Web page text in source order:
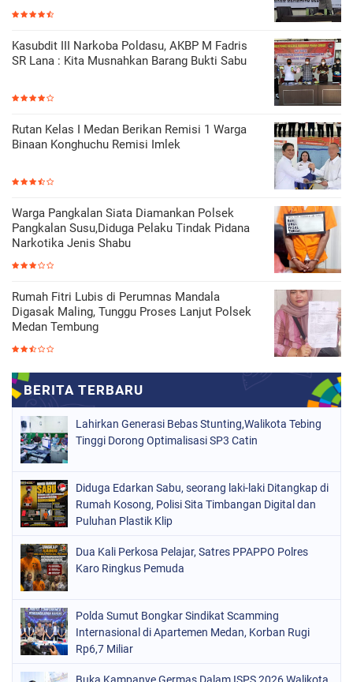
Kasubdit III Narkoba Poldasu, AKBP M Fadris
SR Lana : Kita Musnahkan Barang Bukti Sabu
Rutan Kelas I Medan Berikan Remisi 1 Warga
Binaan Konghuchu Remisi Imlek
Warga Pangkalan Siata Diamankan Polsek
Pangkalan Susu,Diduga Pelaku Tindak Pidana
Narkotika Jenis Shabu
Rumah Fitri Lubis di Perumnas Mandala
Digasak Maling, Tunggu Proses Lanjut Polsek
Medan Tembung
Lahirkan Generasi Bebas Stunting,Walikota Tebing
Tinggi Dorong Optimalisasi SP3 Catin
Diduga Edarkan Sabu, seorang laki-laki Ditangkap di
Rumah Kosong, Polisi Sita Timbangan Digital dan
Puluhan Plastik Klip
Dua Kali Perkosa Pelajar, Satres PPAPPO Polres
Karo Ringkus Pemuda
Polda Sumut Bongkar Sindikat Scamming
Internasional di Apartemen Medan, Korban Rugi
Rp6,7 Miliar